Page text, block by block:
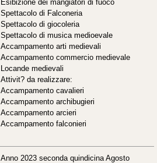
Esibizione dei mangiatori di fuoco
Spettacolo di Falconeria
Spettacolo di giocoleria
Spettacolo di musica medioevale
Accampamento arti medievali
Accampamento commercio medievale
Locande medievali
Attivit? da realizzare:
Accampamento cavalieri
Accampamento archibugieri
Accampamento arcieri
Accampamento falconieri
Anno 2023 seconda quindicina Agosto